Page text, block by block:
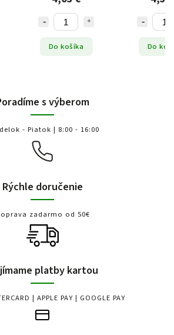
Do košíka Do
s výberom
- Piatok | 8:00 - 16:00
Rýchle doručenie
zadarmo od 50€
platby kartou
| APPLE PAY | GOOGLE PAY